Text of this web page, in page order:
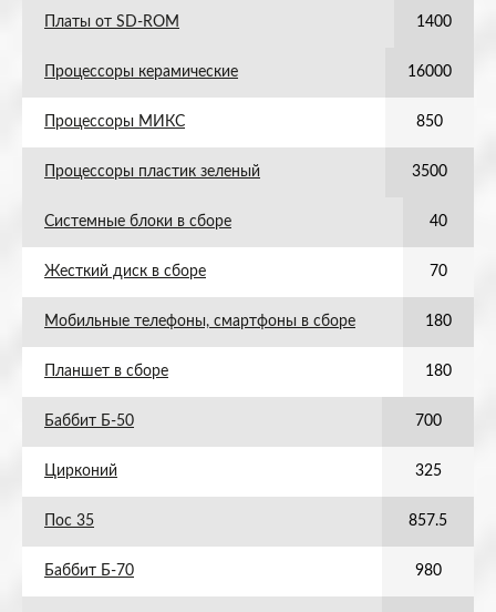
Платы от SD-ROM 1400
Процессоры керамические 16000
Процессоры МИКС 850
Процессоры пластик зеленый 3500
Системные блоки в сборе 40
Жесткий диск в сборе 70
Мобильные телефоны, смартфоны в сборе 180
Планшет в сборе 180
Баббит Б-50 700
Цирконий 325
Пос 35 857.5
Баббит Б-70 980